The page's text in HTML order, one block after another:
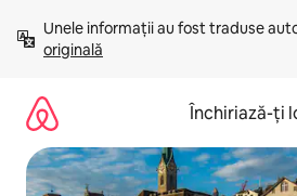
mergi
conținut
Unele informații au fost traduse
originală
Închiriază-ți